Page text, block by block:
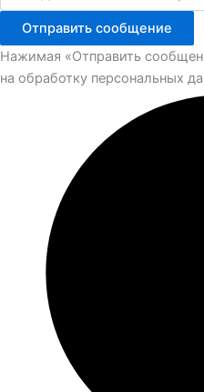
Отправить сообщение
Нажимая «Отправить
на обработку персональных